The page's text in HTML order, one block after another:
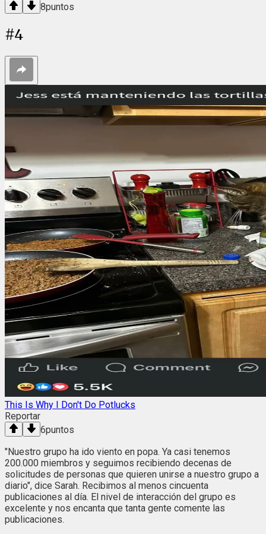
8puntos
#4
This Is Why I Don't Do Potlucks
Reportar
6puntos
"Nuestro grupo ha ido viento en popa. Ya casi tenemos
200.000 miembros y seguimos recibiendo decenas de
solicitudes de personas que quieren unirse a nuestro grupo a
diario", dice Sarah. Recibimos al menos cincuenta
publicaciones al día. El nivel de interacción del grupo es
excelente y nos encanta que tanta gente comente las
publicaciones.